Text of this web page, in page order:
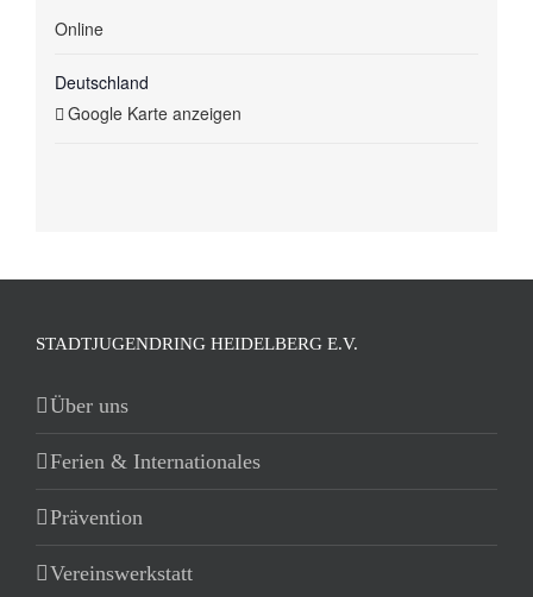
Online
Deutschland
Google Karte anzeigen
STADTJUGENDRING HEIDELBERG E.V.
Über uns
Ferien & Internationales
Prävention
Vereinswerkstatt